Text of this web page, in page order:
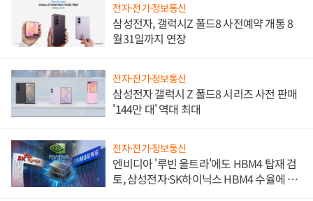
전자·전기·정보통신
삼성전자, 갤럭시Z 폴드8 사전예약 개통 8
월31일까지 연장
전자·전기·정보통신
삼성전자 갤럭시 Z 폴드8 시리즈 사전 판매
'144만 대' 역대 최대
전자·전기·정보통신
엔비디아 '루빈 울트라'에도 HBM4 탑재 검
토, 삼성전자·SK하이닉스 HBM4 수율에 주